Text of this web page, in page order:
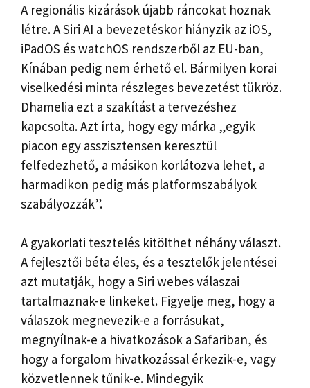
A regionális kizárások újabb ráncokat hoznak
létre. A Siri AI a bevezetéskor hiányzik az iOS,
iPadOS és watchOS rendszerből az EU-ban,
Kínában pedig nem érhető el. Bármilyen korai
viselkedési minta részleges bevezetést tükröz.
Dhamelia ezt a szakítást a tervezéshez
kapcsolta. Azt írta, hogy egy márka „egyik
piacon egy asszisztensen keresztül
felfedezhető, a másikon korlátozva lehet, a
harmadikon pedig más platformszabályok
szabályozzák”.
A gyakorlati tesztelés kitölthet néhány választ.
A fejlesztői béta éles, és a tesztelők jelentései
azt mutatják, hogy a Siri webes válaszai
tartalmaznak-e linkeket. Figyelje meg, hogy a
válaszok megnevezik-e a forrásukat,
megnyílnak-e a hivatkozások a Safariban, és
hogy a forgalom hivatkozással érkezik-e, vagy
közvetlennek tűnik-e. Mindegyik